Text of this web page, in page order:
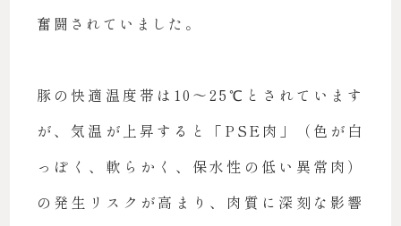
奮闘されていました。
豚の快適温度帯は10～25℃とされています
が、気温が上昇すると「PSE肉」（色が白
っぽく、軟らかく、保水性の低い異常肉）
の発生リスクが高まり、肉質に深刻な影響